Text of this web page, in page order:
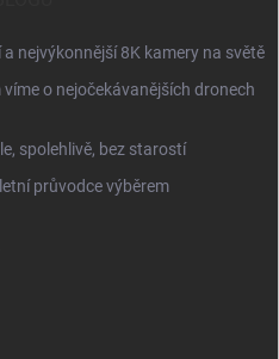
nejvýkonnější 8K kamery na světě
o nejočekávanějších dronech
spolehlivě, bez starostí
průvodce výběrem